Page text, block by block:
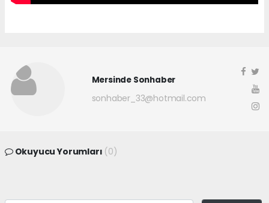
Mersinde Sonhaber
sonhaber_33@hotmail.com
Okuyucu Yorumları (0)